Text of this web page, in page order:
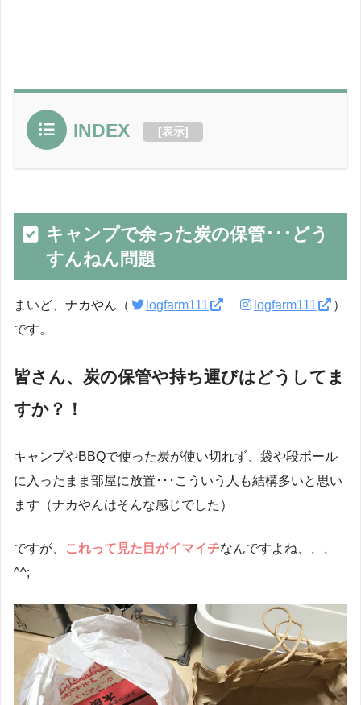
INDEX [表示]
キャンプで余った炭の保管･･･どう
すんねん問題
まいど、ナカやん（ logfarm111 logfarm111
）
です。
皆さん、炭の保管や持ち運びはどうしてま
すか？！
キャンプやBBQで使った炭が使い切れず、袋や段ボール
に入ったまま部屋に放置･･･こういう人も結構多いと思い
ます（ナカやんはそんな感じでした）
ですが、 これって見た目がイマイチなんですよね、、、
^^;